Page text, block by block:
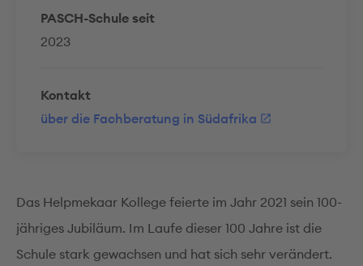
PASCH-Schule seit
2023
Kontakt
über die Fachberatung in Südafrika
Das Helpmekaar Kollege feierte im Jahr 2021 sein 100-
jähriges Jubiläum. Im Laufe dieser 100 Jahre ist die
Schule stark gewachsen und hat sich sehr verändert.